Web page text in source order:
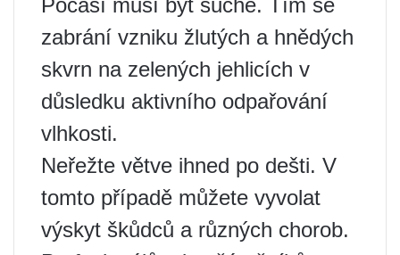
Počasí musí být suché. Tím se
zabrání vzniku žlutých a hnědých
skvrn na zelených jehlicích v
důsledku aktivního odpařování
vlhkosti.
Neřežte větve ihned po dešti. V
tomto případě můžete vyvolat
výskyt škůdců a různých chorob.